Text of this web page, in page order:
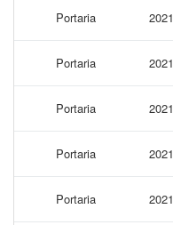
Portaria 2021
Portaria 2021
Portaria 2021
Portaria 2021
Portaria 2021